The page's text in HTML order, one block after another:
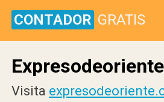
CONTADOR GRATIS
Visita